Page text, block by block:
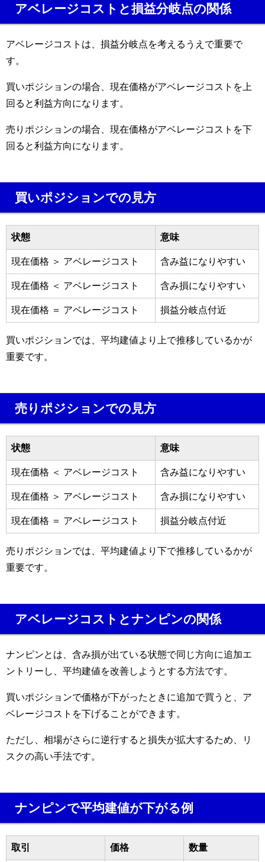
アベレージコストと損益分岐点の関係
アベレージコストは、損益分岐点を考えるうえで重要で
す。
買いポジションの場合、現在価格がアベレージコストを上
回ると利益方向になります。
売りポジションの場合、現在価格がアベレージコストを下
回ると利益方向になります。
買いポジションでの見方
状態 意味
現在価格 ＞ アベレージコスト 含み益になりやすい
現在価格 ＜ アベレージコスト 含み損になりやすい
現在価格 ＝ アベレージコスト 損益分岐点付近
買いポジションでは、平均建値より上で推移しているかが
重要です。
売りポジションでの見方
状態 意味
現在価格 ＜ アベレージコスト 含み益になりやすい
現在価格 ＞ アベレージコスト 含み損になりやすい
現在価格 ＝ アベレージコスト 損益分岐点付近
売りポジションでは、平均建値より下で推移しているかが
重要です。
アベレージコストとナンピンの関係
ナンピンとは、含み損が出ている状態で同じ方向に追加エ
ントリーし、平均建値を改善しようとする方法です。
買いポジションで価格が下がったときに追加で買うと、ア
ベレージコストを下げることができます。
ただし、相場がさらに逆行すると損失が拡大するため、リ
スクの高い手法です。
ナンピンで平均建値が下がる例
取引 価格 数量